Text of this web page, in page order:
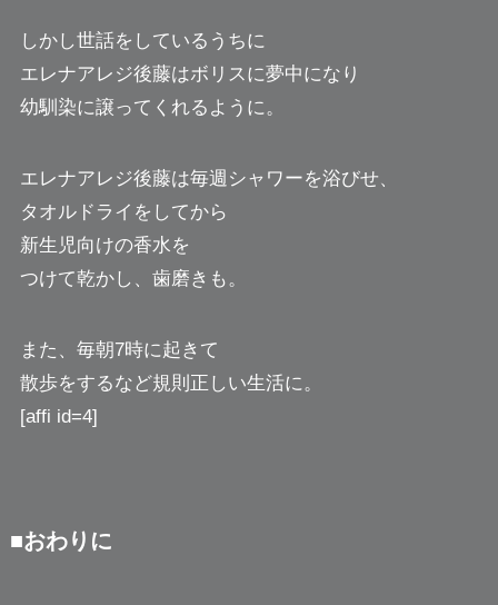
しかし世話をしているうちに
エレナアレジ後藤はボリスに夢中になり
幼馴染に譲ってくれるように。
エレナアレジ後藤は毎週シャワーを浴びせ、
タオルドライをしてから
新生児向けの香水を
つけて乾かし、歯磨きも。
また、毎朝7時に起きて
散歩をするなど規則正しい生活に。
[affi id=4]
■おわりに